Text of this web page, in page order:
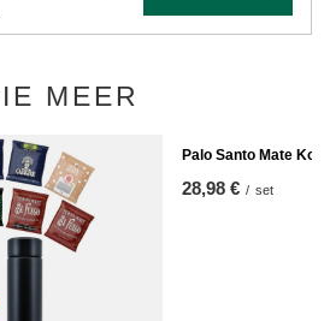
MEER
Palo Santo Mate
28,98 € / set